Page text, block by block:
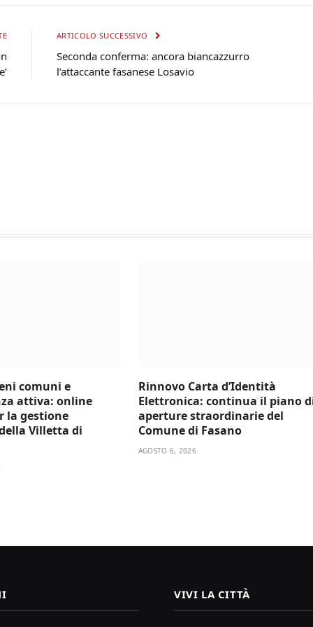
ARTICOLO SUCCESSIVO
Seconda conferma: ancora biancazzurro
l’attaccante fasanese Losavio
comuni e
attiva: online
la gestione
Villetta di
Rinnovo Carta d’Identità
Elettronica: continua il piano
aperture straordinarie del
Comune di Fasano
AGOSTO 6, 2026
VIVI LA CITTÀ